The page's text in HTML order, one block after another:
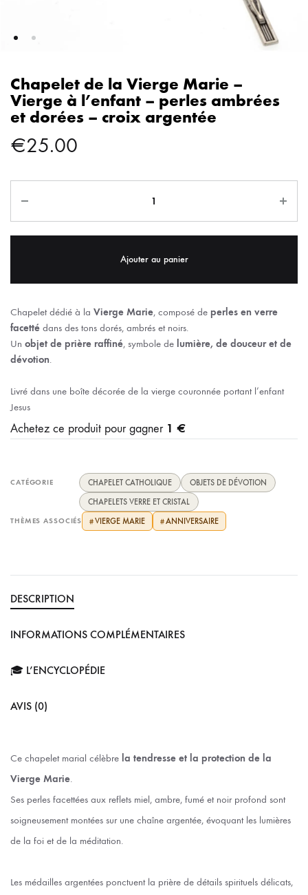
Chapelet de la Vierge Marie –
Vierge à l’enfant – perles ambrées
et dorées – croix argentée
€25.00
Ajouter au panier
Chapelet dédié à la Vierge Marie, composé de perles en verre
facetté dans des tons dorés, ambrés et noirs.
Un objet de prière raffiné, symbole de lumière, de douceur et de
dévotion.
Livré dans une boîte décorée de la vierge couronnée portant l’enfant
Jesus
Achetez ce produit pour gagner 1 €
CATÉGORIE CHAPELET CATHOLIQUE
OBJETS DE DÉVOTION
CHAPELETS VERRE ET CRISTAL
THÈMES ASSOCIÉS #VIERGE MARIE #ANNIVERSAIRE
DESCRIPTION
INFORMATIONS COMPLÉMENTAIRES
🎓 L’ENCYCLOPÉDIE
AVIS (0)
Ce chapelet marial célèbre la tendresse et la protection de la
Vierge Marie
Ses perles facettées aux reflets miel, ambre, fumé et noir profond sont
soigneusement montées sur une chaîne argentée, évoquant les lumières
de la foi et de la méditation.
Les médailles argentées ponctuent la prière de détails spirituels délicats,